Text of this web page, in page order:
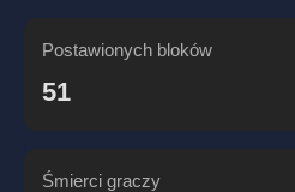
Postawionych bloków
51
Śmierci graczy